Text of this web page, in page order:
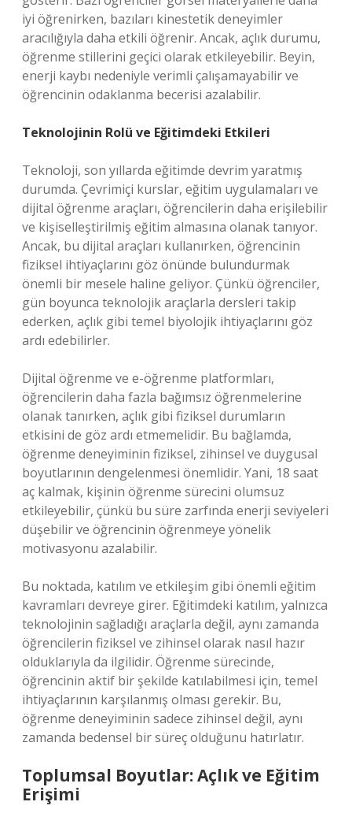
iyi öğrenirken, bazıları kinestetik deneyimler
aracılığıyla daha etkili öğrenir. Ancak, açlık durumu,
öğrenme stillerini geçici olarak etkileyebilir. Beyin,
enerji kaybı nedeniyle verimli çalışamayabilir ve
öğrencinin odaklanma becerisi azalabilir.
Teknolojinin Rolü ve Eğitimdeki Etkileri
Teknoloji, son yıllarda eğitimde devrim yaratmış
durumda. Çevrimiçi kurslar, eğitim uygulamaları ve
dijital öğrenme araçları, öğrencilerin daha erişilebilir
ve kişiselleştirilmiş eğitim almasına olanak tanıyor.
Ancak, bu dijital araçları kullanırken, öğrencinin
fiziksel ihtiyaçlarını göz önünde bulundurmak
önemli bir mesele haline geliyor. Çünkü öğrenciler,
gün boyunca teknolojik araçlarla dersleri takip
ederken, açlık gibi temel biyolojik ihtiyaçlarını göz
ardı edebilirler.
Dijital öğrenme ve e-öğrenme platformları,
öğrencilerin daha fazla bağımsız öğrenmelerine
olanak tanırken, açlık gibi fiziksel durumların
etkisini de göz ardı etmemelidir. Bu bağlamda,
öğrenme deneyiminin fiziksel, zihinsel ve duygusal
boyutlarının dengelenmesi önemlidir. Yani, 18 saat
aç kalmak, kişinin öğrenme sürecini olumsuz
etkileyebilir, çünkü bu süre zarfında enerji seviyeleri
düşebilir ve öğrencinin öğrenmeye yönelik
motivasyonu azalabilir.
Bu noktada, katılım ve etkileşim gibi önemli eğitim
kavramları devreye girer. Eğitimdeki katılım, yalnızca
teknolojinin sağladığı araçlarla değil, aynı zamanda
öğrencilerin fiziksel ve zihinsel olarak nasıl hazır
olduklarıyla da ilgilidir. Öğrenme sürecinde,
öğrencinin aktif bir şekilde katılabilmesi için, temel
ihtiyaçlarının karşılanmış olması gerekir. Bu,
öğrenme deneyiminin sadece zihinsel değil, aynı
zamanda bedensel bir süreç olduğunu hatırlatır.
Toplumsal Boyutlar: Açlık ve Eğitim
Erişimi